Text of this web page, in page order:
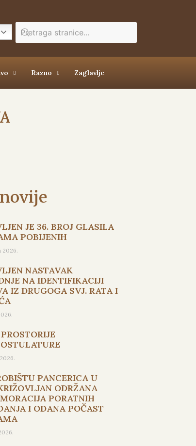
Razno Zaglavlje
JE 36. BROJ GLASILA
POBIJENIH
2026.
NASTAVAK
NA IDENTIFIKACIJI
IZ DRUGOGA SVJ. RATA I
PANCERICA U
ODRŽANA
PORATNIH
I ODANA POČAST